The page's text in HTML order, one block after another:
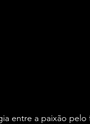
entre a paixão